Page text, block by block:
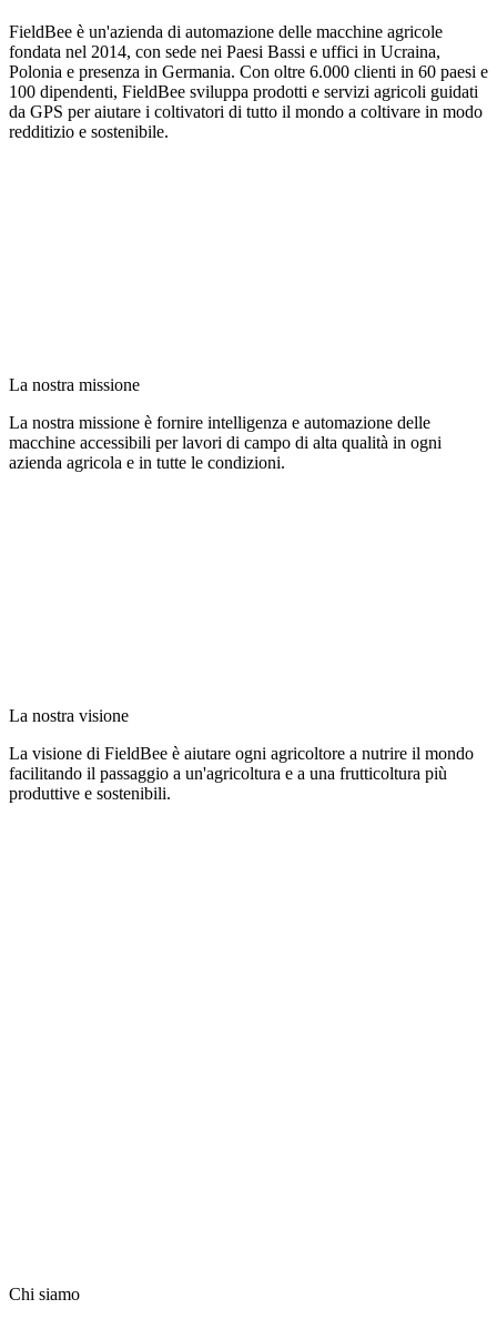
FieldBee è un'azienda di automazione delle macchine agricole
fondata nel 2014, con sede nei Paesi Bassi e uffici in Ucraina,
Polonia e presenza in Germania. Con oltre 6.000 clienti in 60 paesi e
100 dipendenti, FieldBee sviluppa prodotti e servizi agricoli guidati
da GPS per aiutare i coltivatori di tutto il mondo a coltivare in modo
redditizio e sostenibile.
La nostra missione
La nostra missione è fornire intelligenza e automazione delle
macchine accessibili per lavori di campo di alta qualità in ogni
azienda agricola e in tutte le condizioni.
La nostra visione
La visione di FieldBee è aiutare ogni agricoltore a nutrire il mondo
facilitando il passaggio a un'agricoltura e a una frutticoltura più
produttive e sostenibili.
Chi siamo